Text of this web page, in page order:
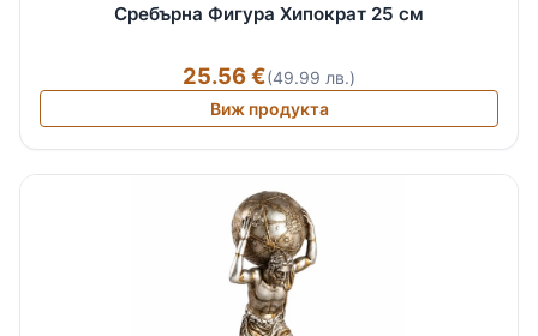
Сребърна Фигура Хипократ 25 см
25.56 €(49.99 лв.)
Виж продукта